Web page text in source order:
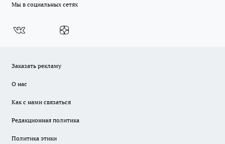
Мы в социальных сетях
Заказать рекламу
О нас
Как с нами связаться
Редакционная политика
Политика этики